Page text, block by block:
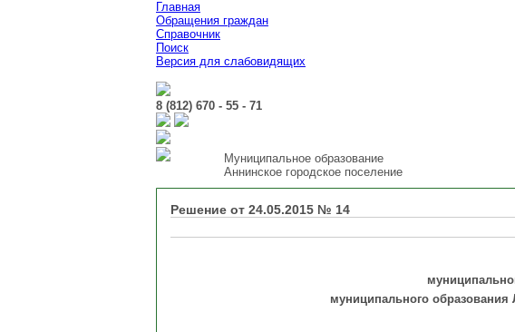
Главная
Обращения граждан
Справочник
Поиск
Версия для слабовидящих
8 (812) 670 - 55 - 71
Муниципальное образование
Аннинское городское поселение
Решение от 24.05.2015 № 14
муниципального